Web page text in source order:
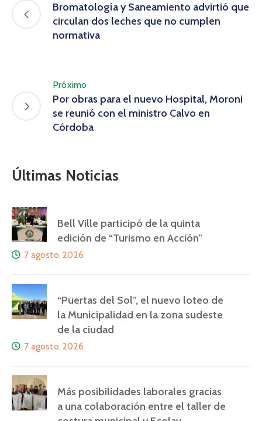
Bromatología y Saneamiento advirtió que
circulan dos leches que no cumplen
normativa
Próximo
Por obras para el nuevo Hospital, Moroni
se reunió con el ministro Calvo en
Córdoba
Últimas Noticias
Bell Ville participó de la quinta
edición de “Turismo en Acción”
7 agosto, 2026
“Puertas del Sol”, el nuevo loteo de
la Municipalidad en la zona sudeste
de la ciudad
7 agosto, 2026
Más posibilidades laborales gracias
a una colaboración entre el taller de